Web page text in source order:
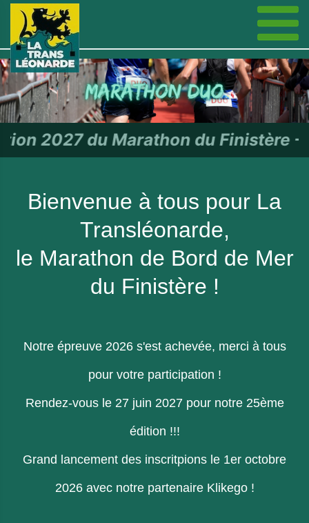
du Finistère - RDV le 27
Bienvenue à tous pour La
Transléonarde,
le Marathon de Bord de Mer
du Finistère !
Notre épreuve 2026 s'est achevée, merci à tous
pour votre participation !
Rendez-vous le 27 juin 2027 pour notre 25ème
édition !!!
Grand lancement des inscritpions le 1er octobre
2026 avec notre partenaire Klikego !